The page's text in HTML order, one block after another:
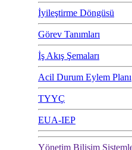
İyileştirme Döngüsü
Görev Tanımları
İş Akış Şemaları
Acil Durum Eylem Planı
TYYÇ
EUA-IEP
Yönetim Bilişim